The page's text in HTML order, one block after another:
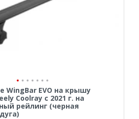
WingBar EVO на крышу
Coolray с 2021 г. на
рейлинг (черная